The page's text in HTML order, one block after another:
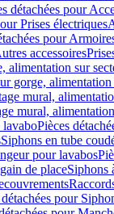
détachées pour
Prises électriques
pour
accessoires
alimentation sur
gorge,
mural,
mural,
lavaboPièces
Siphons en tube
pour lavabos
de placeSiphons
pour